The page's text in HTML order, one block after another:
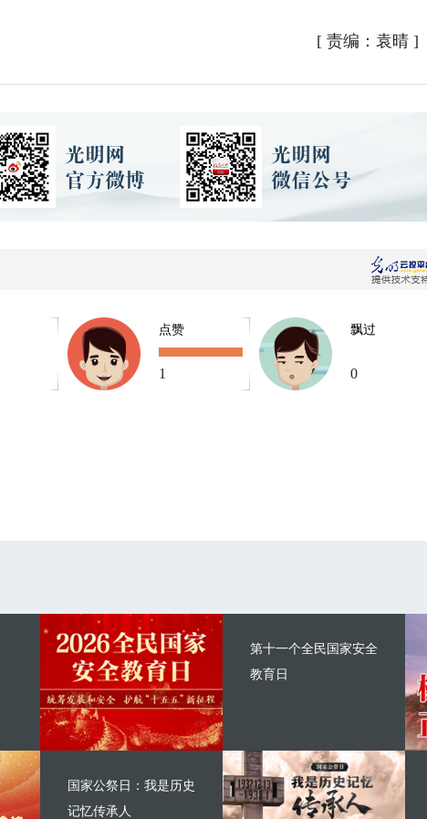
[ 责编：袁晴 ]
点赞
1
飘过
0
第十一个全民国家安全
教育日
国家公祭日：我是历史
记忆传承人